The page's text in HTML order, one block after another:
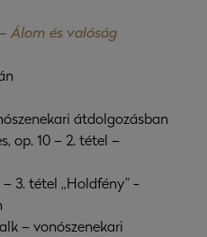
Álom és valóság
átdolgozásban
op. 10 – 2. tétel –
3. tétel „Holdfény” -
– vonószenekari